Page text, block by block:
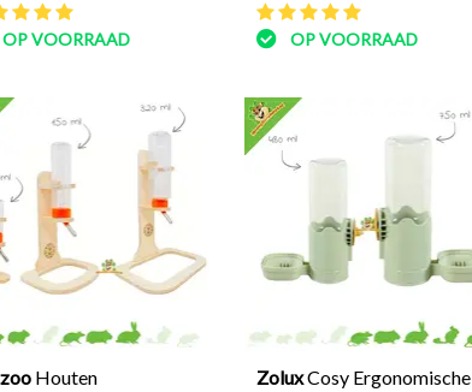
OP VOORRAAD OP VOORRAAD
Houten
ZoluxCosy Ergonomische